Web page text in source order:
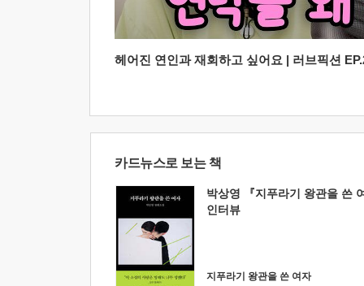
헤어진 연인과 재회하고 싶어요 | 러브픽션
카드뉴스로 보는 책
박상영 『지푸라기 왕관을 쓴
인터뷰
지푸라기 왕관을 쓴 여자